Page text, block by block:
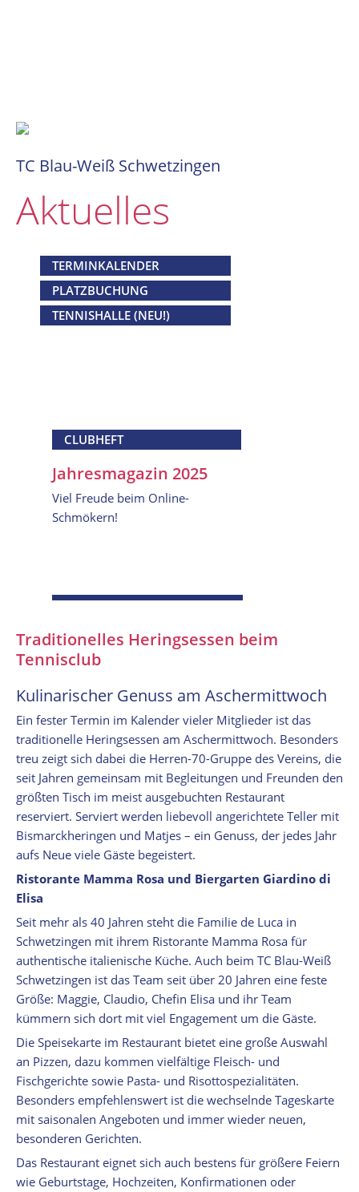
Navigation
TC Blau-Weiß Schwetzingen
Aktuelles
TERMINKALENDER
PLATZBUCHUNG
TENNISHALLE (NEU!)
CLUBHEFT
Jahresmagazin 2025
Viel Freude beim Online-
Schmökern!
Traditionelles Heringsessen beim
Tennisclub
Kulinarischer Genuss am Aschermittwoch
Ein fester Termin im Kalender vieler Mitglieder ist das
traditionelle Heringsessen am Aschermittwoch. Besonders
treu zeigt sich dabei die Herren-70-Gruppe des Vereins, die
seit Jahren gemeinsam mit Begleitungen und Freunden den
größten Tisch im meist ausgebuchten Restaurant
reserviert. Serviert werden liebevoll angerichtete Teller mit
Bismarckheringen und Matjes – ein Genuss, der jedes Jahr
aufs Neue viele Gäste begeistert.
Ristorante Mamma Rosa und Biergarten Giardino di
Elisa
Seit mehr als 40 Jahren steht die Familie de Luca in
Schwetzingen mit ihrem Ristorante Mamma Rosa für
authentische italienische Küche. Auch beim TC Blau-Weiß
Schwetzingen ist das Team seit über 20 Jahren eine feste
Größe: Maggie, Claudio, Chefin Elisa und ihr Team
kümmern sich dort mit viel Engagement um die Gäste.
Die Speisekarte im Restaurant bietet eine große Auswahl
an Pizzen, dazu kommen vielfältige Fleisch- und
Fischgerichte sowie Pasta- und Risottospezialitäten.
Besonders empfehlenswert ist die wechselnde Tageskarte
mit saisonalen Angeboten und immer wieder neuen,
besonderen Gerichten.
Das Restaurant eignet sich auch bestens für größere Feiern
wie Geburtstage, Hochzeiten, Konfirmationen oder